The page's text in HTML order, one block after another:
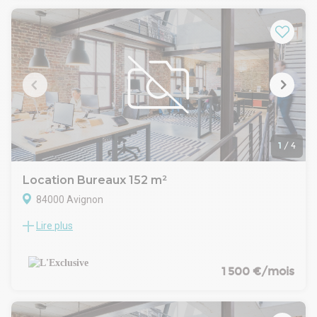
fonction de ce que désire le client. - Si l'aménagement
comporte des demandes spécifiques, elles seront étudiées
pour fournir un devis détaillé - Accès PMR - Parking visiteurs.
Grand parking visiteurs.
Loyer : 8400 Euros euros H.T/mois
Charges : 20 euros / m2
- Type de bail : Commercial
- Durée : 3/6/9 ans
- Préavis : 6 mois
1 / 4
Location Bureaux 152 m²
84000 Avignon
Orpi Pro l'exclusive, votre spécialiste en immobilier
rez de chaussée d'un ensemble immobilier dans la
commune d'AVIGNON.
1 Vestiaire
Lire plus
1 500 €/mois